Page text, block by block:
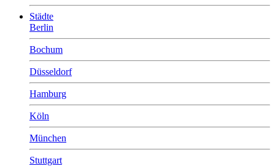
Städte
Berlin
Bochum
Düsseldorf
Hamburg
Köln
München
Stuttgart